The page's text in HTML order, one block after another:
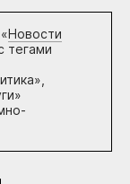
Новости
тегами